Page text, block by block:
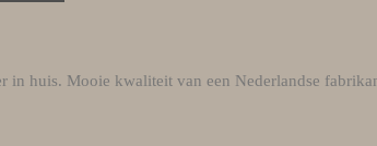
in huis. Mooie kwaliteit van een Nederlandse